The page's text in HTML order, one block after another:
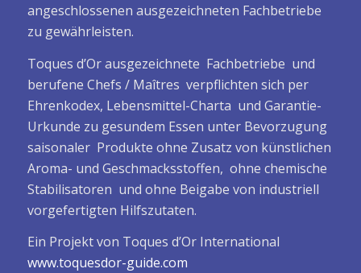
angeschlossenen ausgezeichneten Fachbetriebe
zu gewährleisten.
Toques d’Or ausgezeichnete Fachbetriebe und
berufene Chefs / Maîtres verpflichten sich per
Ehrenkodex, Lebensmittel-Charta und Garantie-
Urkunde zu gesundem Essen unter Bevorzugung
saisonaler Produkte ohne Zusatz von künstlichen
Aroma- und Geschmacksstoffen, ohne chemische
Stabilisatoren und ohne Beigabe von industriell
vorgefertigten Hilfszutaten.
Ein Projekt von Toques d’Or International
www.toquesdor-guide.com